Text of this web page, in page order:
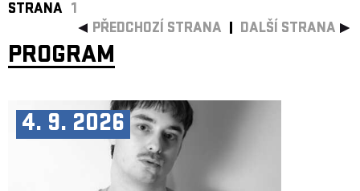
STRANA 1
PŘEDCHOZÍ STRANA
DALŠÍ STRANA
PROGRAM
4. 9. 2026